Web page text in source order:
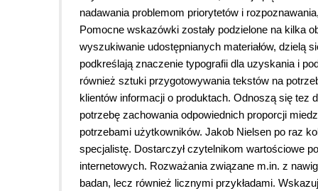
nadawania problemom priorytetów i
Pomocne wskazówki zostały podzielone na kilka
wyszukiwanie udostępnianych materiałów, dzielą
podkreślają znaczenie typografii dla uzyskania i
również sztuki przygotowywania tekstów na
klientów informacji o produktach. Odnoszą się tez
potrzebę zachowania odpowiednich proporcji
potrzebami użytkowników. Jakob Nielsen po raz
specjalistę. Dostarczył czytelnikom wartościowe
internetowych. Rozważania związane m.in. z
badan, lecz również licznymi przykładami.